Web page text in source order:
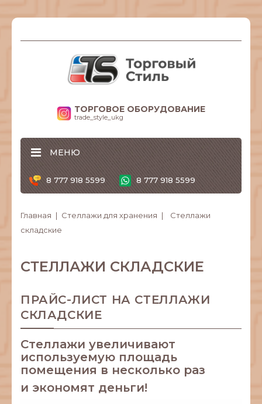
ТОРГОВОЕ ОБОРУДОВАНИЕ
trade_style_ukg
МЕНЮ
8 777 918 5599 8 777 918 5599
Главная Стеллажи для хранения
Стеллажи
складские
СТЕЛЛАЖИ СКЛАДСКИЕ
ПРАЙС-ЛИСТ НА СТЕЛЛАЖИ
СКЛАДСКИЕ
Стеллажи увеличивают
используемую площадь
помещения в несколько раз
и экономят деньги!